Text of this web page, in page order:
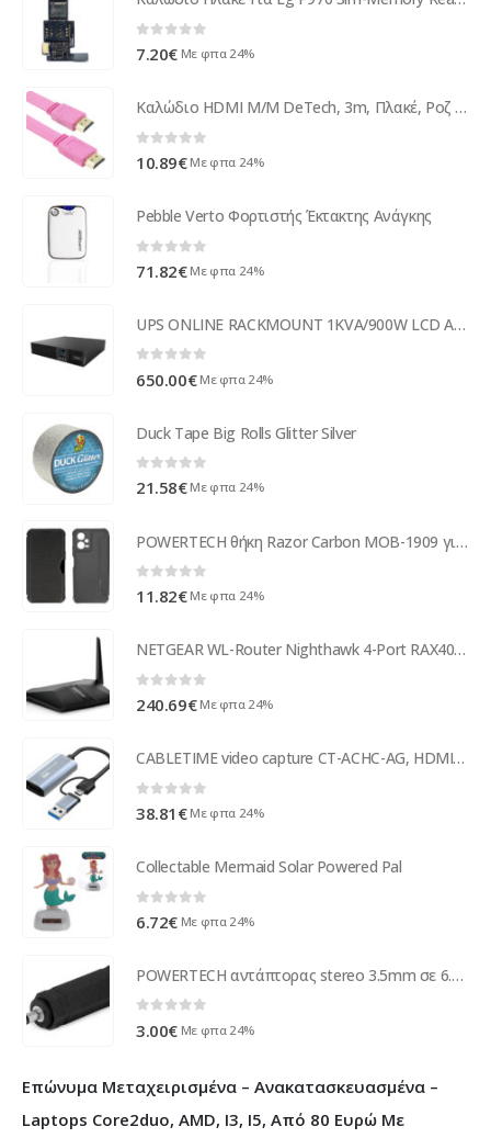
0out of 5
7.20€ Με φπα 24%
Καλώδιο HDMI Μ/Μ DeTech, 3m, Πλακέ, Ροζ - 18146
10.89€ Με φπα 24%
Pebble Verto Φορτιστής Έκτακτης Ανάγκης
71.82€ Με φπα 24%
UPS ONLINE RACKMOUNT 1KVA/900W LCD Aster UPCMCOP910HASCG01B ( 93166 )
650.00€ Με φπα 24%
Duck Tape Big Rolls Glitter Silver
0 out of 5
21.58€ Με φπα 24%
POWERTECH θήκη Razor Carbon MOB-1909 για Xiaomi Note 12/Poco X5, μαύρη
0 out of 5
11.82€ Με φπα 24%
NETGEAR WL-Router Nighthawk 4-Port RAX40-100PES
0 out of 5
240.69€ Με φπα 24%
CABLETIME video capture CT-ACHC-AG, HDMI/USB & USB-C, 4K/60Hz, γκρι
0 out of 5
38.81 € Με φπα 24%
Collectable Mermaid Solar Powered Pal
6.72€ Με φπα 24%
POWERTECH αντάπτορας stereo 3.5mm σε 6.35mm CAB-J020, μαύρος, 5τμχ
3.00€ Με φπα 24%
Επώνυμα Μεταχειρισμένα – Ανακατασκευασμένα –
Laptops Core2duo, AMD, I3, I5, Από 80 Ευρώ Με